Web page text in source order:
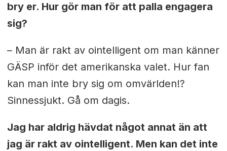
bry er. Hur gör man för att palla engagera
sig?
– Man är rakt av ointelligent om man känner
GÄSP inför det amerikanska valet. Hur fan
kan man inte bry sig om omvärlden!?
Sinnessjukt. Gå om dagis.
Jag har aldrig hävdat något annat än att
jag är rakt av ointelligent. Men kan det inte